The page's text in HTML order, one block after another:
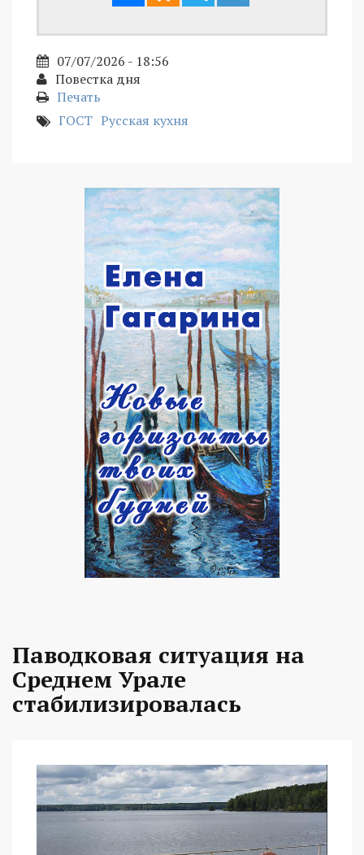
07/07/2026 - 18:56
Повестка дня
Печать
ГОСТ Русская кухня
Паводковая ситуация на
Среднем Урале
стабилизировалась